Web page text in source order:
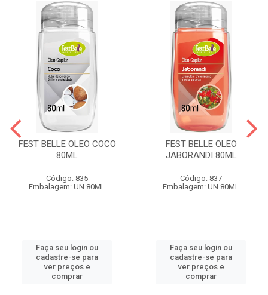
FEST BELLE OLEO COCO
80ML
Código: 835
Embalagem: UN 80ML
Faça seu login ou
cadastre-se para
ver preços e
comprar
FEST BELLE OLEO
JABORANDI 80ML
Código: 837
Embalagem: UN 80ML
Faça seu login ou
cadastre-se para
ver preços e
comprar